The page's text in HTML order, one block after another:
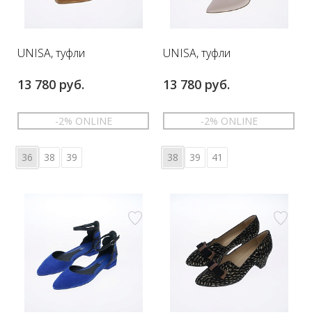
UNISA, туфли
13 780 руб.
-2% ONLINE
36 38 39
UNISA, туфли
13 780 руб.
-2% ONLINE
38 39 41